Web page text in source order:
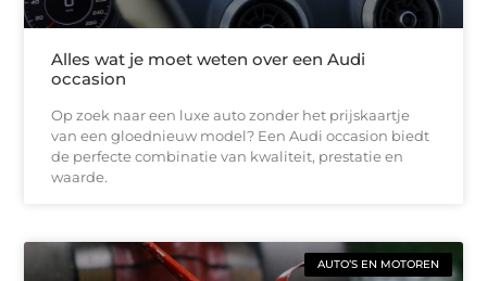
Alles wat je moet weten over een Audi
occasion
Op zoek naar een luxe auto zonder het prijskaartje
van een gloednieuw model? Een Audi occasion biedt
de perfecte combinatie van kwaliteit, prestatie en
waarde.
AUTO’S EN MOTOREN